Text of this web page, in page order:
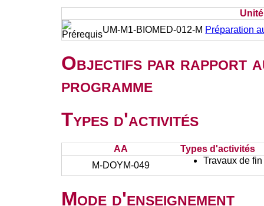
UM-M1-BIOMED-012-M Préparation
Objectifs par rapport
programme
Types d'activités
AA
Types d'activités
M-DOYM-049
Travaux de
Mode d'enseignement